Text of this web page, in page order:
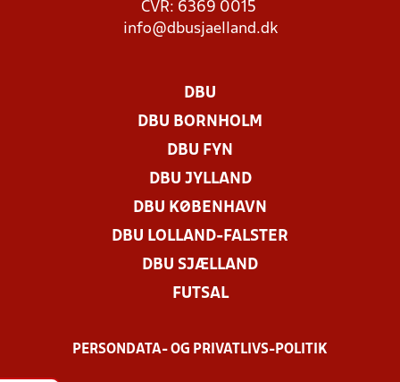
CVR: 6369 0015
info@dbusjaelland.dk
DBU
DBU BORNHOLM
DBU FYN
DBU JYLLAND
DBU KØBENHAVN
DBU LOLLAND-FALSTER
DBU SJÆLLAND
FUTSAL
PERSONDATA- OG PRIVATLIVS-POLITIK